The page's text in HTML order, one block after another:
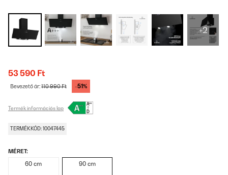
+2
53 590 Ft
Bevezető ár:110 990 Ft -51%
Termék információs lap
TERMÉKKÓD: 10047445
MÉRET:
60 cm 90 cm